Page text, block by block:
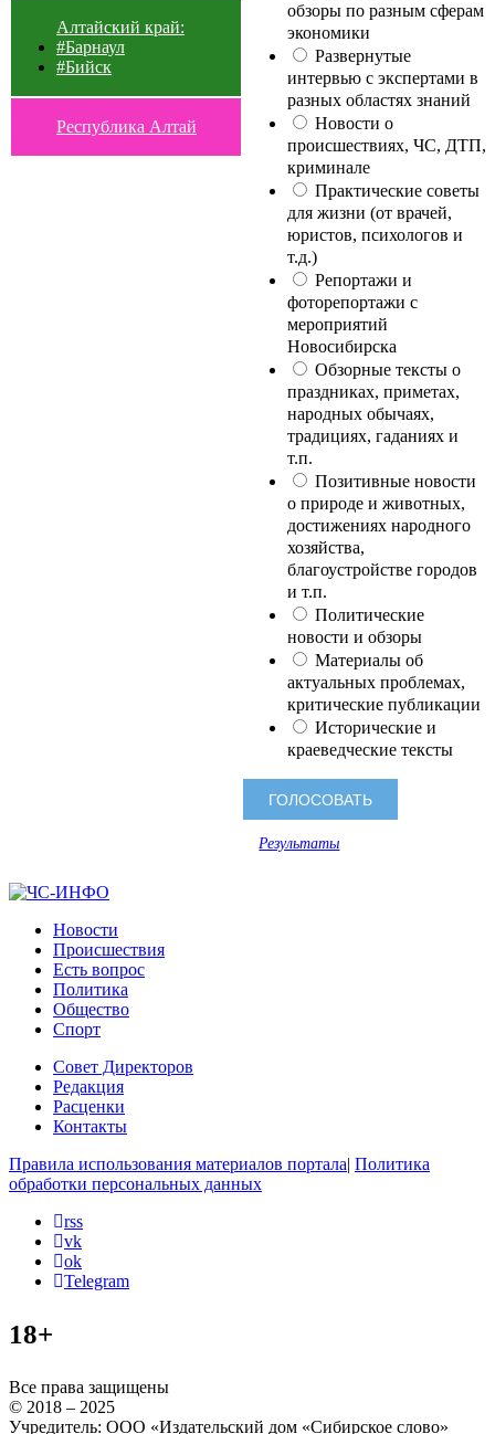
Алтайский край:
#Барнаул
#Бийск
Республика Алтай
обзоры по разным сферам
экономики
Развернутые
интервью с экспертами в
разных областях знаний
Новости о
происшествиях, ЧС, ДТП,
криминале
Практические советы
для жизни (от врачей,
юристов, психологов и
т.д.)
Репортажи и
фоторепортажи с
мероприятий
Новосибирска
Обзорные тексты о
праздниках, приметах,
народных обычаях,
традициях, гаданиях и
т.п.
Позитивные новости
о природе и животных,
достижениях народного
хозяйства,
благоустройстве городов
и т.п.
Политические
новости и обзоры
Материалы об
актуальных проблемах,
критические публикации
Исторические и
краеведческие тексты
Результаты
Новости
Происшествия
Есть вопрос
Политика
Общество
Спорт
Совет Директоров
Редакция
Расценки
Контакты
Правила использования материалов портала| Политика
обработки персональных данных
rss
vk
ok
Telegram
18+
Все права защищены
© 2018 – 2025
Учредитель: ООО «Издательский дом «Сибирское слово»